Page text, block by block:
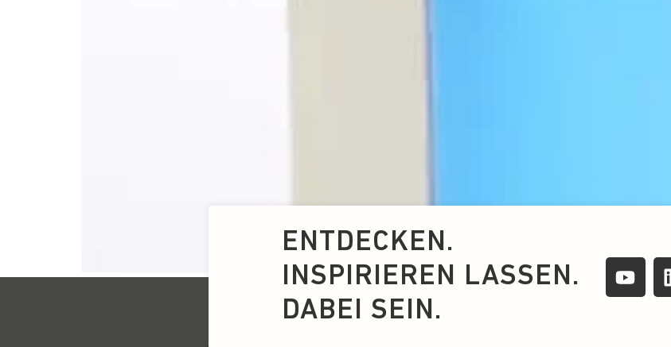
ENTDECKEN.
INSPIRIEREN LASSEN.
DABEI SEIN.